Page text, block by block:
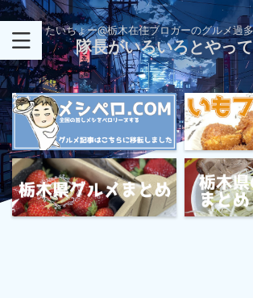
たいちょー@栃木在住ブロガーのグルメ過
隊長がいろいろとやっ